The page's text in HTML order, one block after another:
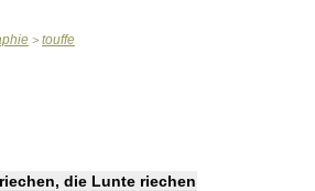
> touffe
riechen, die Lunte riechen